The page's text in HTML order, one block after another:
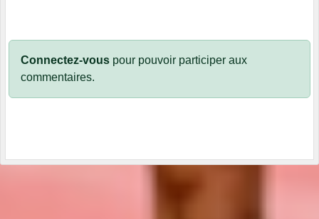
Connectez-vous pour pouvoir participer aux
commentaires.